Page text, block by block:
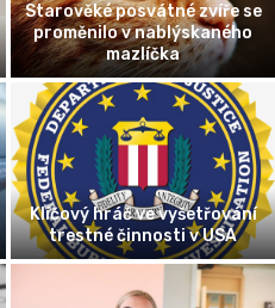
Starověké posvátné zvíře se
proměnilo v nablýskaného
mazlíčka
Klíčový hráč ve vyšetřování
trestné činnosti v USA